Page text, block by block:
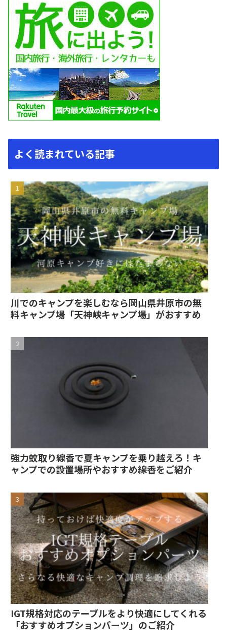
よく読まれている記事
川でのキャンプを楽しむなら岡山県井原市の無
料キャンプ場「天神峡キャンプ場」がおすすめ
強力蚊取り線香で夏キャンプを乗り越えろ！キ
ャンプでの設置場所やおすすめ線香をご紹介
IGT規格対応のテーブルをより快適にしてくれる
「おすすめオプションパーツ」のご紹介